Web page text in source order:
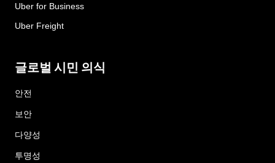
Uber for Business
Uber Freight
글로벌 시민 의식
안전
보안
다양성
투명성